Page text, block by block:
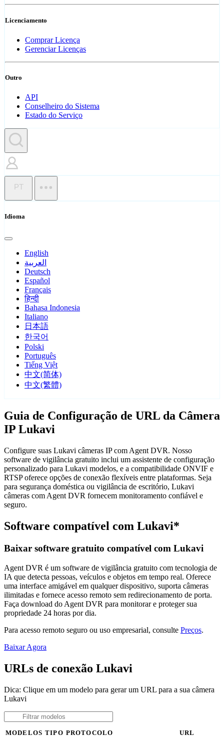
Licenciamento
Comprar Licença
Gerenciar Licenças
Outro
API
Conselheiro do Sistema
Estado do Serviço
PT
Idioma
English
العربية
Deutsch
Español
Français
हिन्दी
Bahasa Indonesia
Italiano
日本語
한국어
Polski
Português
Tiếng Việt
中文(简体)
中文(繁體)
Guia de Configuração de URL da Câmera
IP Lukavi
Configure suas Lukavi câmeras IP com Agent DVR. Nosso
software de vigilância gratuito inclui um assistente de configuração
personalizado para Lukavi modelos, e a compatibilidade ONVIF e
RTSP oferece opções de conexão flexíveis entre plataformas. Seja
para segurança doméstica ou vigilância de escritório, Lukavi
câmeras com Agent DVR fornecem monitoramento confiável e
seguro.
Software compatível com Lukavi*
Baixar software gratuito compatível com Lukavi
Agent DVR é um software de vigilância gratuito com tecnologia de
IA que detecta pessoas, veículos e objetos em tempo real. Oferece
uma interface amigável em qualquer dispositivo, suporta câmeras
ilimitadas e fornece acesso remoto sem redirecionamento de porta.
Faça download do Agent DVR para monitorar e proteger sua
propriedade 24 horas por dia.
Para acesso remoto seguro ou uso empresarial, consulte Preços.
Baixar Agora
URLs de conexão Lukavi
Dica: Clique em um modelo para gerar um URL para a sua câmera
Lukavi
MODELOS TIPO PROTOCOLO URL